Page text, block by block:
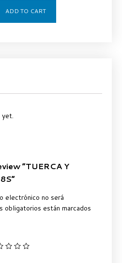
ADD TO CART
yet.
“TUERCA Y
electrónico no será
obligatorios están marcados